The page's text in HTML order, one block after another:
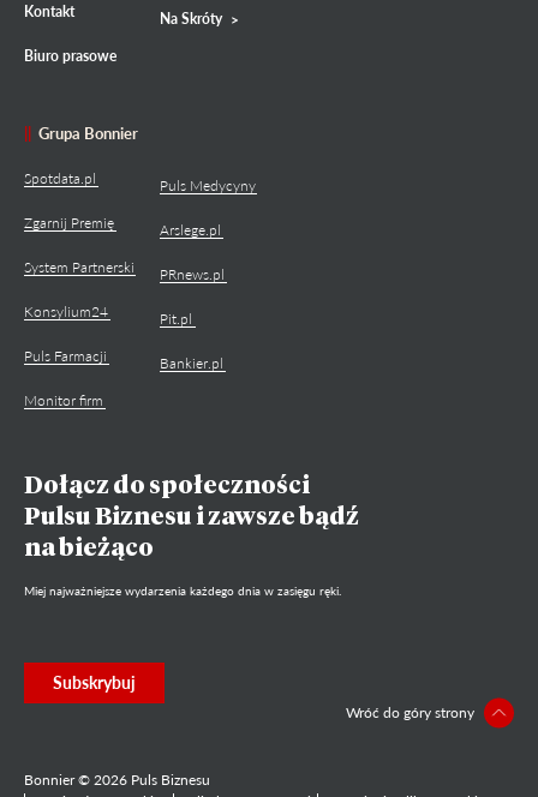
Kontakt
Biuro prasowe
Na Skróty
Grupa Bonnier
Spotdata.pl
Zgarnij Premię
System Partnerski
Konsylium24
Puls Farmacji
Monitor firm
Puls Medycyny
Arslege.pl
PRnews.pl
Pit.pl
Bankier.pl
Dołącz do społeczności
Pulsu Biznesu i zawsze bądź
na bieżąco
Miej najważniejsze wydarzenia każdego dnia w zasięgu ręki.
Subskrybuj
Bonnier © 2026 Puls Biznesu
Wróć do góry strony